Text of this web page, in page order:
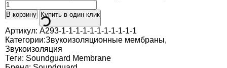
В корзину Купить в один клик
Артикул: A293-1-1-1-1-1-1-1-1-1-1-1
Категории:Звукоизоляционные мембраны,
Звукоизоляция
Теги: Soundguard Membrane